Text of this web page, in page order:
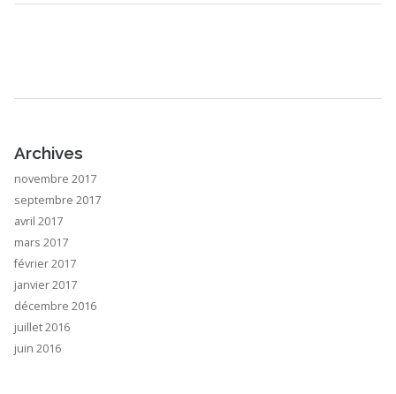
Archives
novembre 2017
septembre 2017
avril 2017
mars 2017
février 2017
janvier 2017
décembre 2016
juillet 2016
juin 2016